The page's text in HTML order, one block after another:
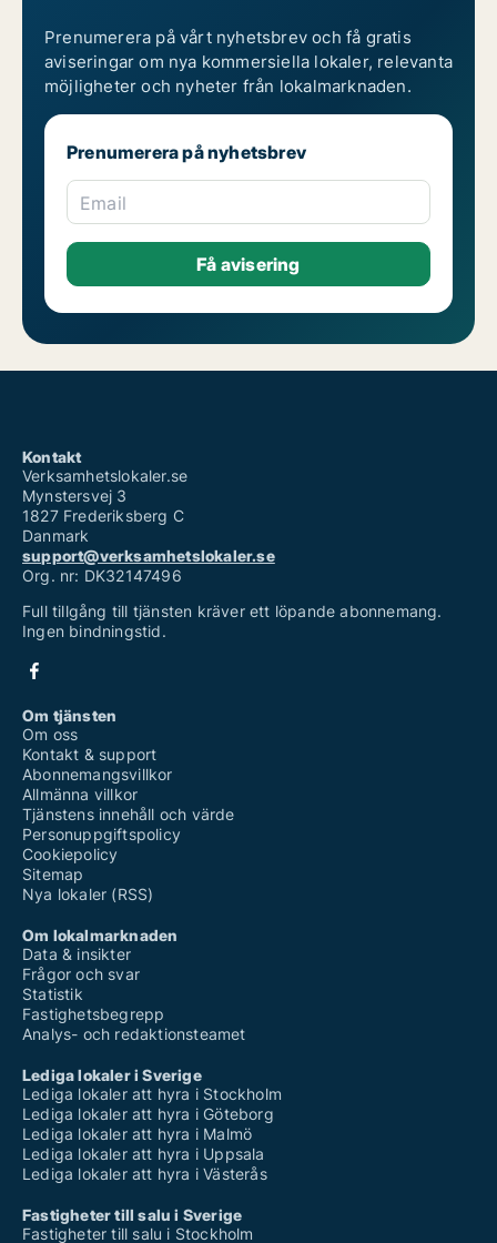
Prenumerera på vårt nyhetsbrev och få gratis
aviseringar om nya kommersiella lokaler, relevanta
möjligheter och nyheter från lokalmarknaden.
Prenumerera på nyhetsbrev
Email
Kontakt
Verksamhetslokaler.se
Mynstersvej 3
1827 Frederiksberg C
Danmark
support@verksamhetslokaler.se
Org. nr: DK32147496
Full tillgång till tjänsten kräver ett löpande abonnemang.
Ingen bindningstid.
Om tjänsten
Om oss
Kontakt & support
Abonnemangsvillkor
Allmänna villkor
Tjänstens innehåll och värde
Personuppgiftspolicy
Cookiepolicy
Sitemap
Nya lokaler (RSS)
Om lokalmarknaden
Data & insikter
Frågor och svar
Statistik
Fastighetsbegrepp
Analys- och redaktionsteamet
Lediga lokaler i Sverige
Lediga lokaler att hyra i Stockholm
Lediga lokaler att hyra i Göteborg
Lediga lokaler att hyra i Malmö
Lediga lokaler att hyra i Uppsala
Lediga lokaler att hyra i Västerås
Fastigheter till salu i Sverige
Fastigheter till salu i Stockholm